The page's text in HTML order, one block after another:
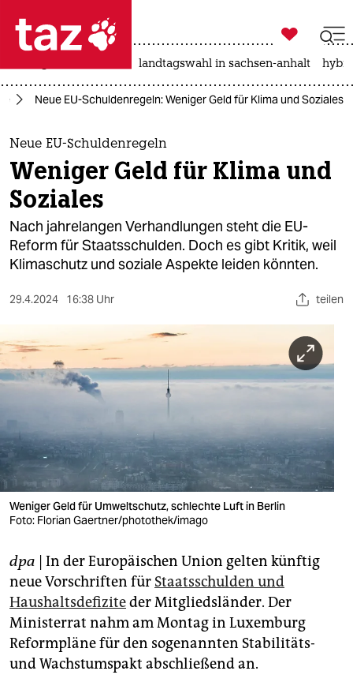
 taz zahl ich
taz zahl ich
themen
politik
öko
gesellschaft
berlin
nord
wahrheit
verlag
verlag
veranstaltungen
shop
fragen & hilfe
unterstützen
abo

taz zahl ich
landtagswahl in sachsen-anhalt
Neue EU-Schuldenregeln: Weniger Geld für Klima und Soziales
Neue EU-Schuldenregeln
Weniger Geld für Klima und
Soziales
Nach jahrelangen Verhandlungen steht die EU-
Reform für Staatsschulden. Doch es gibt Kritik, weil
Klimaschutz und soziale Aspekte leiden könnten.
29.4.2024 16:38 Uhr teilen
Weniger Geld für Umweltschutz, schlechte Luft in Berlin
Foto: Florian Gaertner/photothek/imago
dpa | In der Europäischen Union gelten künftig
neue Vorschriften für Staatsschulden und
Haushaltsdefiziteder Mitgliedsländer. Der
Ministerrat nahm am Montag in Luxemburg
Reformpläne für den sogenannten Stabilitäts-
und Wachstumspakt abschließend an.